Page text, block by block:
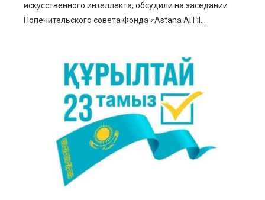
искусственного интеллекта, обсудили на заседании
Попечительского совета Фонда «Astana AI Fil...